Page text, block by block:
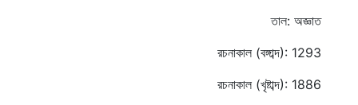
তাল: অজ্ঞাত
রচনাকাল (বঙ্গাব্দ): 1293
রচনাকাল (খৃষ্টাব্দ): 1886